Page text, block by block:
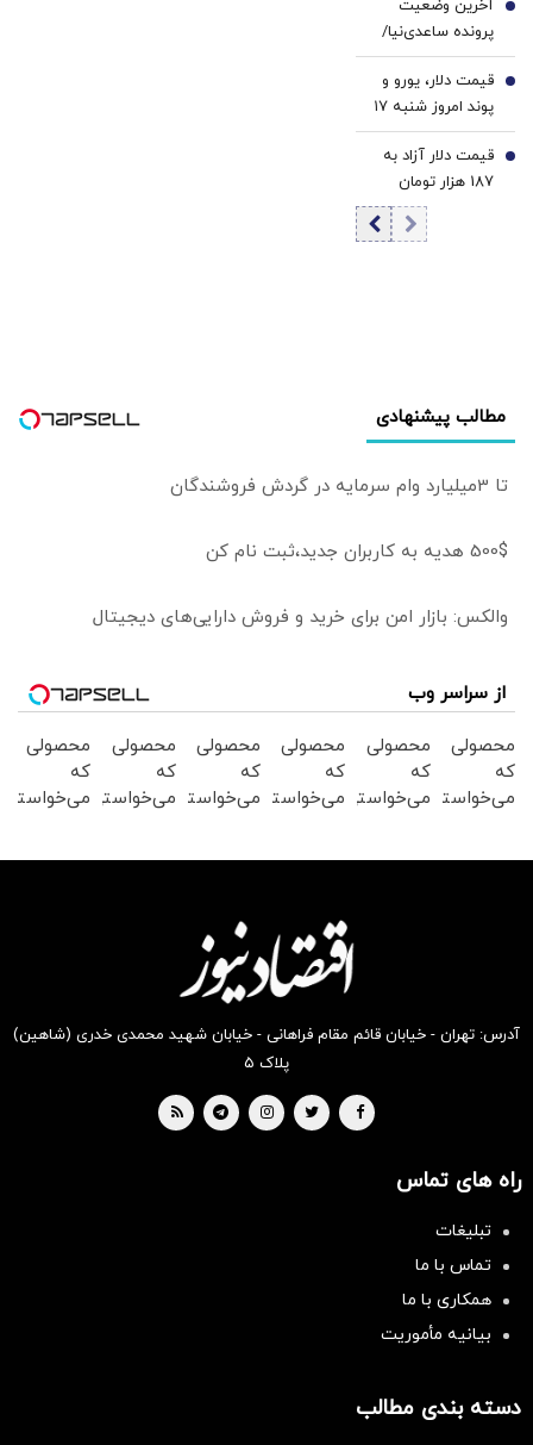
فیلم
آخرین وضعیت
پرونده ساعدی‌نیا/
همه اموال منقول و
غیرمنقول او،
مشمول مصادره قرار
گرفته/ کافه‌های
ساعدی‌نیا رفع
پلمب نشده‌اند/ او
تا زمان اعلام نتیجه
فرجام‌خواهی از
5
قیمت دلار، یورو و
پوند امروز شنبه ۱۷
مرداد 1405/ کاهش
قیمت دلار و یورو
6
قیمت دلار آزاد به
187 هزار تومان
7
مطالب پیشنهادی
تا 3میلیارد وام سرمایه در گردش فروشندگان
500$ هدیه به کاربران جدید،ثبت نام کن
والکس: بازار امن برای خرید و فروش دارایی‌های دیجیتال
از سراسر وب
محصولی
که
می‌خواستی
محصولی
که
می‌خواستی
محصولی
که
می‌خواستی
بخر !
محصولی
که
می‌خواستی
بخر !
محصولی
که
می‌خواستی
محصولی
که
می‌خواستی
آدرس: تهران - خیابان قائم مقام فراهانی - خیابان شهید محمدی خدری (شاهین)
پلاک ۵
راه های تماس
تبلیغات
تماس با ما
همکاری با ما
بیانیه مأموریت
دسته بندی مطالب